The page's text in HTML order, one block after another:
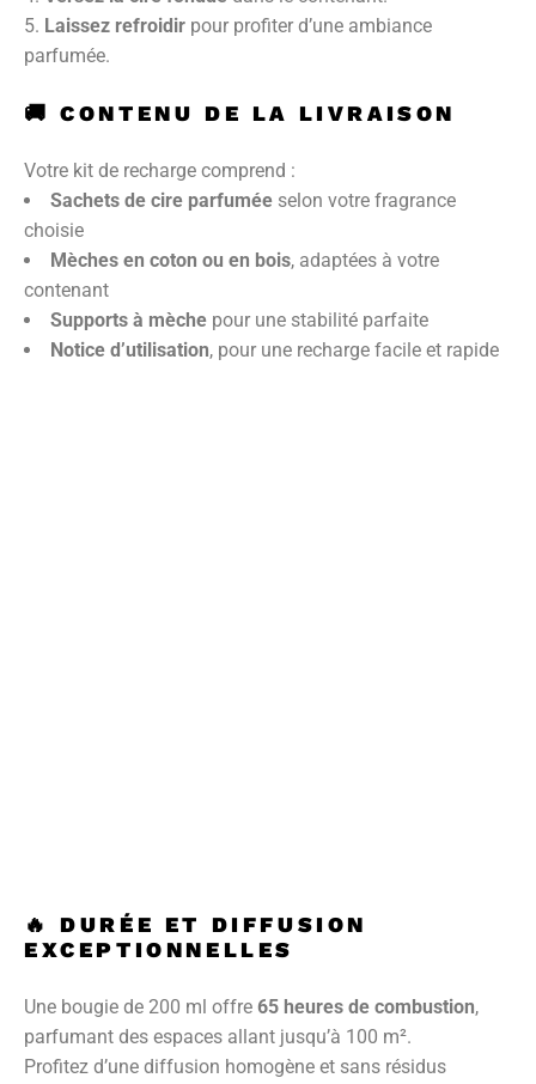
Laissez refroidir pour profiter d’une ambiance
parfumée.
🚚 CONTENU DE LA LIVRAISON
Votre kit de recharge comprend :
Sachets de cire parfumée selon votre fragrance
choisie
Mèches en coton ou en bois, adaptées à votre
contenant
Supports à mèche pour une stabilité parfaite
Notice d’utilisation, pour une recharge facile et rapide
🔥
DURÉE ET DIFFUSION
EXCEPTIONNELLES
Une bougie de 200 ml offre 65 heures de combustion,
parfumant des espaces allant jusqu’à 100 m².
Profitez d’une diffusion homogène et sans résidus